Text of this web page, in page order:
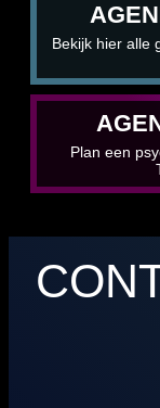
Bekijk hier alle
Plan een